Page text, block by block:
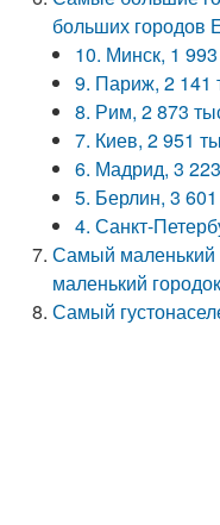
больших городов
10. Минск, 1
9. Париж, 2 141
8. Рим, 2 873
7. Киев, 2 951
6. Мадрид, 3
5. Берлин, 3
4. Санкт-
Самый маленький
маленький
Самый